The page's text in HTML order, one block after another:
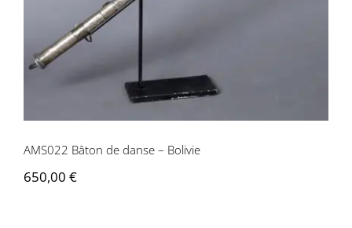
AMS022 Bâton de danse – Bolivie
650,00 €